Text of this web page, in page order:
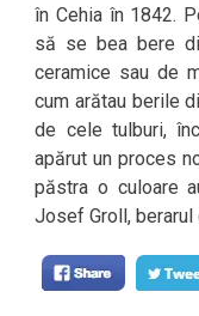
în Cehia în 1842.
să se bea bere
ceramice sau de
cum arătau berile
de cele tulburi,
apărut un proces
păstra o culoare
Josef Groll, berarul